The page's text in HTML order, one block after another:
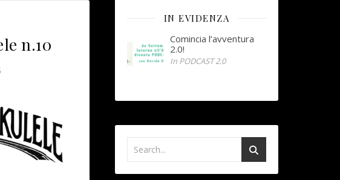
n.10
IN EVIDENZA
Comincia l’avventura
2.0!
In PODCAST 2.0